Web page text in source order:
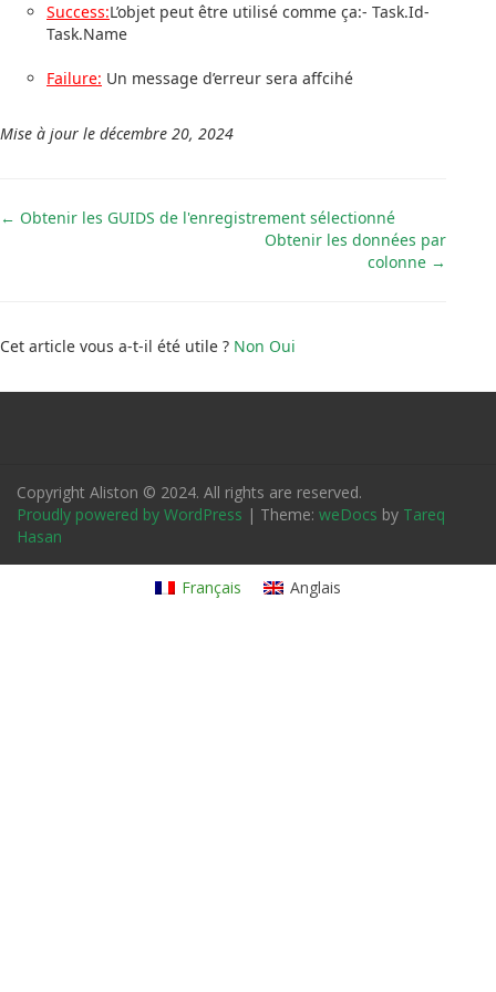
Success:L’objet peut être utilisé comme ça:- Task.Id-
Task.Name
Failure: Un message d’erreur sera affcihé
Mise à jour le décembre 20, 2024
Navigation
← Obtenir les GUIDS de l'enregistrement sélectionné
Obtenir les données par
colonne →
Cet article vous a-t-il été utile ? Non Oui
Copyright Aliston © 2024. All rights are reserved.
Proudly powered by WordPress | Theme: weDocs by Tareq
Hasan
Français Anglais